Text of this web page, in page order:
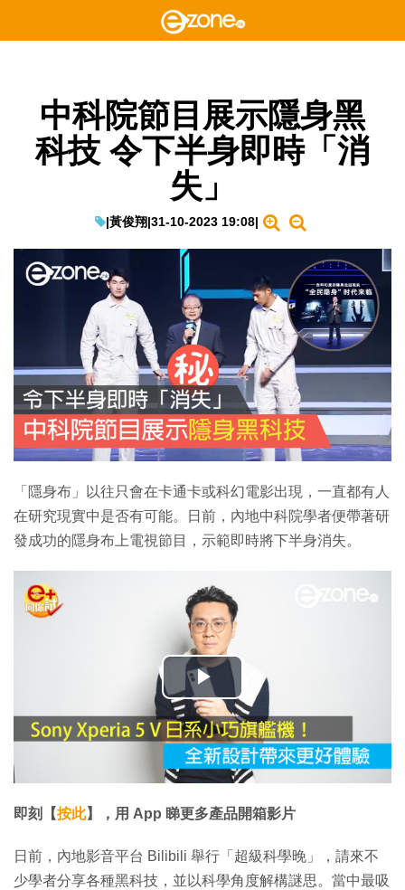
中科院節目展示隱身黑
科技 令下半身即時「消
失」
|黃俊翔|31-10-2023 19:08|
「隱身布」以往只會在卡通卡或科幻電影出現，一直都有人
在研究現實中是否有可能。日前，內地中科院學者便帶著研
發成功的隱身布上電視節目，示範即時將下半身消失。
播
放
影
片
即刻【按此】，用 App 睇更多產品開箱影片
日前，內地影音平台 Bilibili 舉行「超級科學晚」，請來不
少學者分享各種黑科技，並以科學角度解構謎思。當中最吸